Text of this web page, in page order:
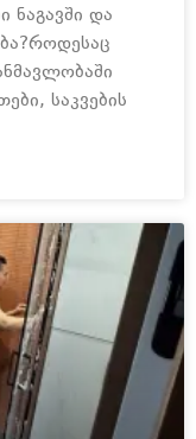
ნაგავში და
საკვების